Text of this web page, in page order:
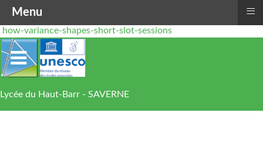
how-variance-shapes-short-slot-sessions
Lycée du Haut-Barr - SAVERNE
Menu ≡